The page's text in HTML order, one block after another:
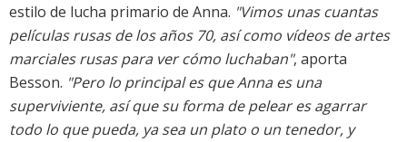
estilo de lucha primario de Anna. "Vimos unas cuantas
películas rusas de los años 70, así como vídeos de artes
marciales rusas para ver cómo luchaban", aporta
Besson. "Pero lo principal es que Anna es una
superviviente, así que su forma de pelear es agarrar
todo lo que pueda, ya sea un plato o un tenedor, y